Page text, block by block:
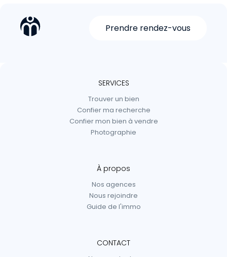
Prendre rendez-vous
SERVICES
Trouver un bien
Confier ma recherche
Confier mon bien à vendre
Photographie
À propos
Nos agences
Nous rejoindre
Guide de l'immo
CONTACT